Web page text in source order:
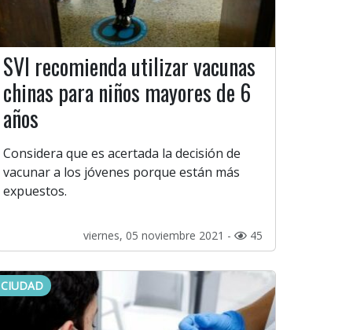
SVI recomienda utilizar vacunas
chinas para niños mayores de 6
años
Considera que es acertada la decisión de
vacunar a los jóvenes porque están más
expuestos.
viernes, 05 noviembre 2021 - 45
CIUDAD